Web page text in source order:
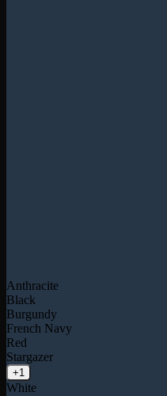
Anthracite
Black
Burgundy
French Navy
Red
Stargazer
+1
White